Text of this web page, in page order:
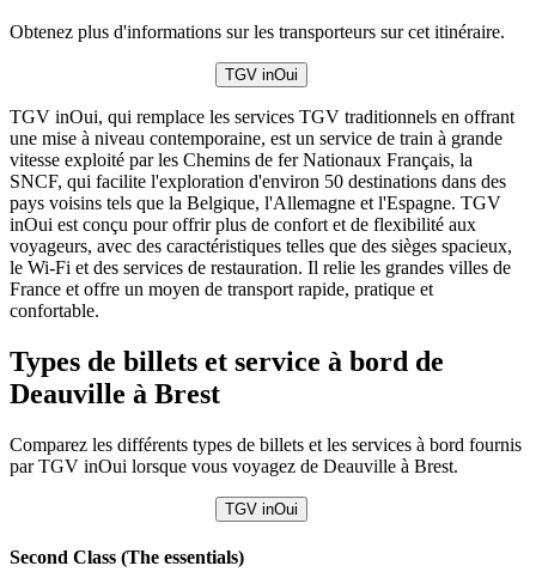
Obtenez plus d'informations sur les transporteurs sur cet itinéraire.
TGV inOui
TGV inOui, qui remplace les services TGV traditionnels en offrant
une mise à niveau contemporaine, est un service de train à grande
vitesse exploité par les Chemins de fer Nationaux Français, la
SNCF, qui facilite l'exploration d'environ 50 destinations dans des
pays voisins tels que la Belgique, l'Allemagne et l'Espagne. TGV
inOui est conçu pour offrir plus de confort et de flexibilité aux
voyageurs, avec des caractéristiques telles que des sièges spacieux,
le Wi-Fi et des services de restauration. Il relie les grandes villes de
France et offre un moyen de transport rapide, pratique et
confortable.
Types de billets et service à bord de
Deauville à Brest
Comparez les différents types de billets et les services à bord fournis
par TGV inOui lorsque vous voyagez de Deauville à Brest.
TGV inOui
Second Class (The essentials)